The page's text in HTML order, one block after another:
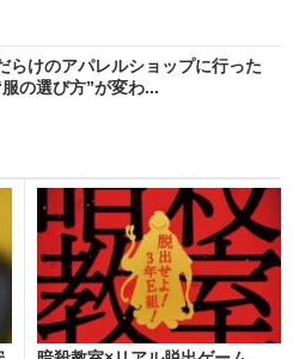
らけのアパレルショップに行った
の選び方”が変わ...